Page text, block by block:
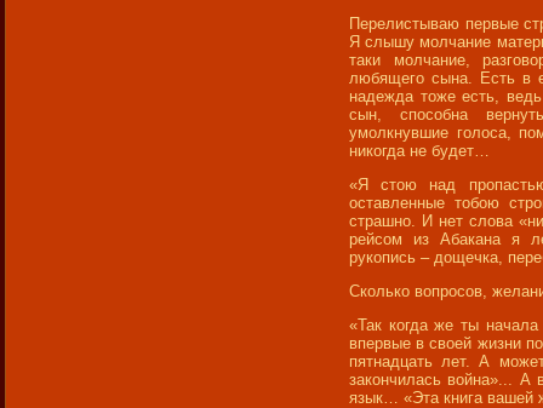
Перелистываю первые
Я слышу молчание
таки молчание,
любящего сына. Есть в
надежда тоже есть,
сын, способна
умолкнувшие голоса,
никогда не будет…
«Я стою над
оставленные тобою
страшно. И нет слова
рейсом из Абакана я
рукопись – дощечка,
Сколько вопросов,
«Так когда же ты
впервые в своей жизни
пятнадцать лет. А
закончилась война»... А
язык… «Эта книга вашей